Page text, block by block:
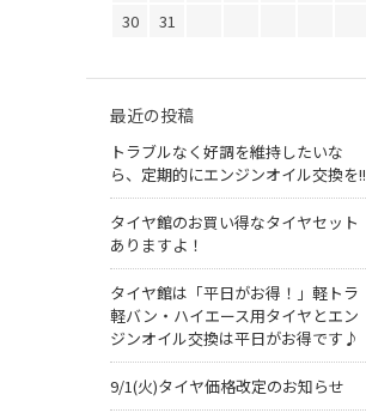
30
31
最近の投稿
トラブルなく好調を維持したいな
ら、定期的にエンジンオイル交換を!!
タイヤ館のお買い得なタイヤセット
ありますよ！
タイヤ館は「平日がお得！」軽トラ
軽バン・ハイエース用タイヤとエン
ジンオイル交換は平日がお得です♪
9/1(火)タイヤ価格改定のお知らせ